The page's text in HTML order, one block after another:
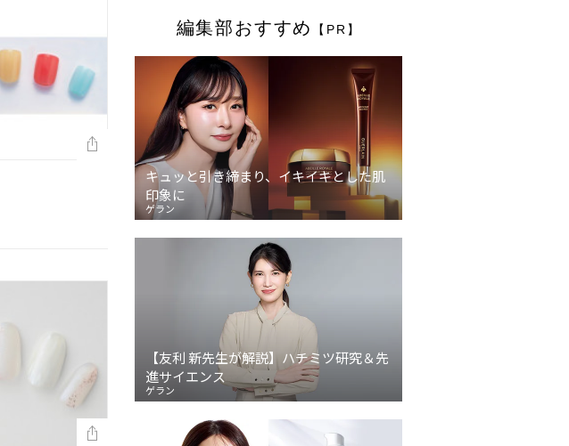
編集部おすすめ 【PR】
キュッと引き締まり、イキイキとした肌
印象に
ゲラン
【友利 新先生が解説】ハチミツ研究＆先
進サイエンス
ゲラン